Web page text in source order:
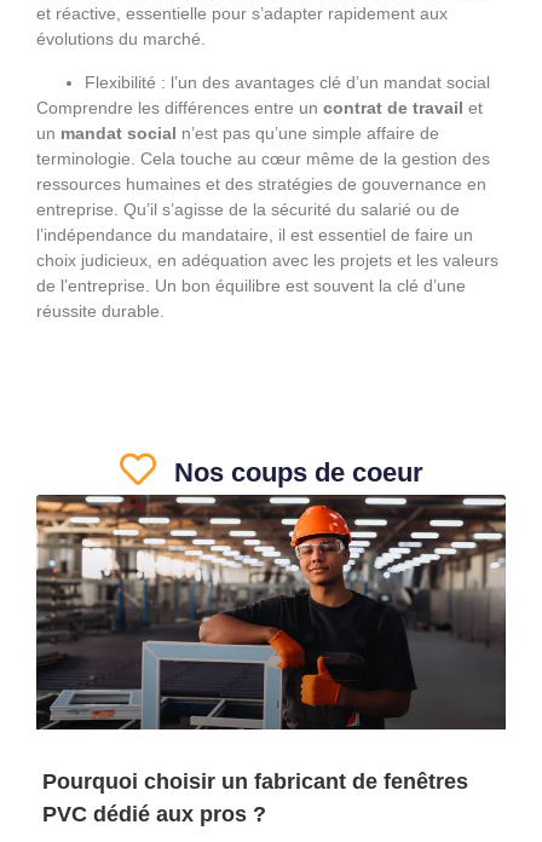
et réactive, essentielle pour s’adapter rapidement aux
évolutions du marché.
Flexibilité : l’un des avantages clé d’un mandat social
Comprendre les différences entre un contrat de travail et
un mandat social n’est pas qu’une simple affaire de
terminologie. Cela touche au cœur même de la gestion des
ressources humaines et des stratégies de gouvernance en
entreprise. Qu’il s’agisse de la sécurité du salarié ou de
l’indépendance du mandataire, il est essentiel de faire un
choix judicieux, en adéquation avec les projets et les valeurs
de l’entreprise. Un bon équilibre est souvent la clé d’une
réussite durable.
Nos coups de coeur
Pourquoi choisir un fabricant de fenêtres
PVC dédié aux pros ?